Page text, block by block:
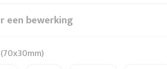
een bewerking